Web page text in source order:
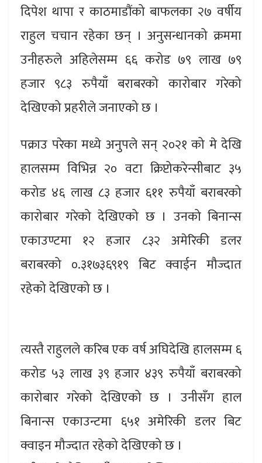
दिपेश थापा र काठमाडौंको बाफलका २७ वर्षीय
राहुल चचान रहेका छन् । अनुसन्धानको क्रममा
उनीहरुले अहिलेसम्म ६६ करोड ७९ लाख ७९
हजार ९८३ रुपैयाँ बराबरको कारोबार गरेको
देखिएको प्रहरीले जनाएको छ ।
पक्राउ परेका मध्ये अनुपले सन् २०२१ को मे देखि
हालसम्म विभिन्न २० वटा क्रिप्टोकरेन्सीबाट ३५
करोड ४६ लाख ८३ हजार ६११ रुपैयाँ बराबरको
कारोबार गरेको देखिएको छ । उनको बिनान्स
एकाउण्टमा १२ हजार ८३२ अमेरिकी डलर
बराबरको ०.३१७३६९१९ बिट क्वाईन मौज्दात
रहेको देखिएको छ ।
त्यस्तै राहुलले करिब एक वर्ष अघिदेखि हालसम्म ६
करोड ५३ लाख ३९ हजार ४३९ रुपैयाँ बराबरको
कारोबार गरेको देखिएको छ । उनीसँग हाल
बिनान्स एकाउन्टमा ६५१ अमेरिकी डलर बिट
क्वाइन मौज्दात रहेको देखिएको छ ।